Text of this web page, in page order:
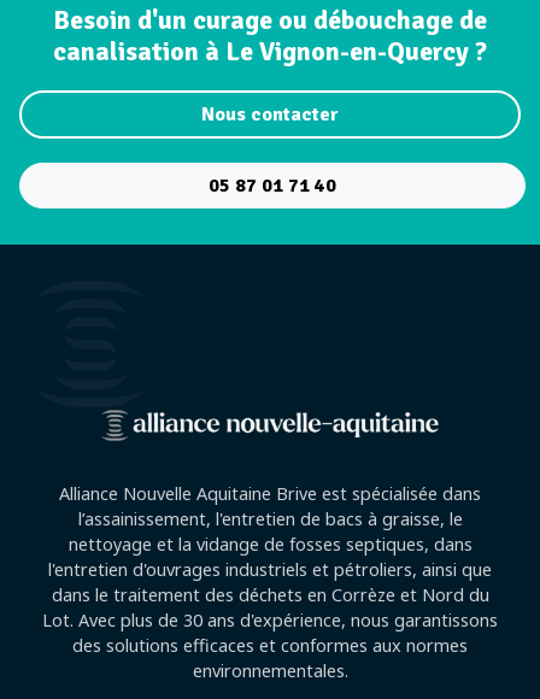
Besoin d'un curage ou débouchage de
canalisation à Le Vignon-en-Quercy ?
Nous contacter
05 87 01 71 40
Alliance Nouvelle Aquitaine Brive est spécialisée dans
l’assainissement, l'entretien de bacs à graisse, le
nettoyage et la vidange de fosses septiques, dans
l'entretien d'ouvrages industriels et pétroliers, ainsi que
dans le traitement des déchets en Corrèze et Nord du
Lot. Avec plus de 30 ans d'expérience, nous garantissons
des solutions efficaces et conformes aux normes
environnementales.